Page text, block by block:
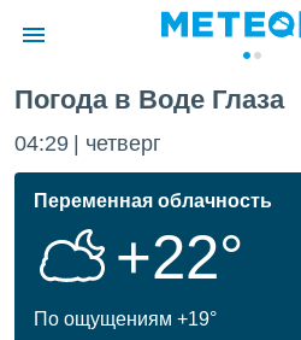
о
Вы можете
Погода в Воде Глаза
04:29 четверг
Переменная облачность
+22°
По ощущениям +19°